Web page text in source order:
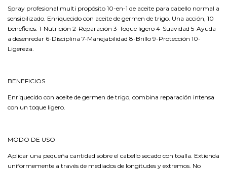
Spray profesional multi propósito 10-en-1 de aceite para cabello normal a
sensibilizado. Enriquecido con aceite de germen de trigo. Una acción, 10
beneficios: 1-Nutrición 2-Reparación 3-Toque ligero 4-Suavidad 5-Ayuda
a desenredar 6-Disciplina 7-Manejabilidad 8-Brillo 9-Protección 10-
Ligereza.
BENEFICIOS
Enriquecido con aceite de germen de trigo, combina reparación intensa
con un toque ligero.
MODO DE USO
Aplicar una pequeña cantidad sobre el cabello secado con toalla. Extienda
uniformemente a través de mediados de longitudes y extremos. No